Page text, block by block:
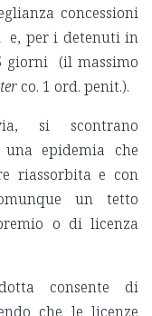
concessioni
e, per i detenuti in
giorni (il massimo
ter co. 1 ord. penit.).
si scontrano
epidemia che
riassorbita e con
un tetto
o di licenza
consente di
che le licenze